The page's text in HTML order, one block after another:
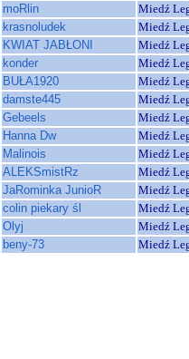
moRlin
Miedź
krasnoludek
Miedź
KWIAT JABŁONI
Miedź
konder
Miedź
BUŁA1920
Miedź
damste445
Miedź
Gebeels
Miedź
Hanna Dw
Miedź
Malinois
Miedź
ALEKSmistRz
Miedź
JaRominka JunioR
Miedź
colin piekary śl
Miedź
Olyj
Miedź
beny-73 Miedź